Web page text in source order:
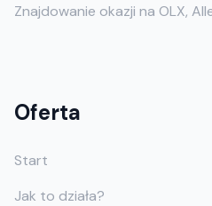
Znajdowanie okazji na OLX,
Oferta
Start
Jak to działa?